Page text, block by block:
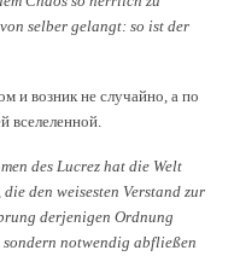
selber gelangt: so ist der
и возник не случайно, а по
вселеленной.
des Lucrez hat die Welt
, die den weisesten Verstand zur
derjenigen Ordnung
sondern notwendig abfließen